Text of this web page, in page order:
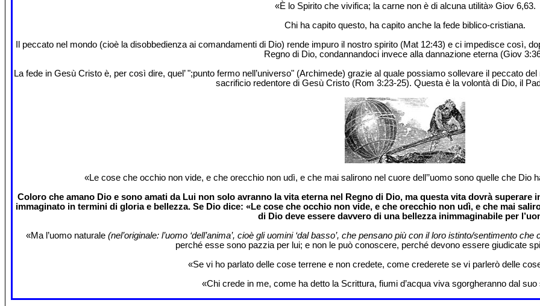
«È lo Spirito che vivifica; la carne non è di alcuna utilità» Giov 6,63.
Chi ha capito questo, ha capito anche la fede biblico-cristiana.
Il peccato nel mondo (cioè la disobbedienza ai comandamenti di Dio) rende impuro il nostro spirito (Mat 12:43) e ci impedisce così,
Regno di Dio, condannandoci invece alla dannazione eterna (Giov
La fede in Gesù Cristo è, per così dire, quel’ ";punto fermo nell’universo" (Archimede) grazie al quale possiamo sollevare il peccato
sacrificio redentore di Gesù Cristo (Rom 3:23-25). Questa è la volontà di Dio, il
«Le cose che occhio non vide, e che orecchio non udì, e che mai salirono nel cuore dell’’uomo sono quelle che Dio
Coloro che amano Dio e sono amati da Lui non solo avranno la vita eterna nel Regno di Dio, ma questa vita dovrà
immaginato in termini di gloria e bellezza. Se Dio dice: «Le cose che occhio non vide, e che orecchio non udì, e che mai
di Dio deve essere davvero di una bellezza inimmaginabile per
«Ma l’uomo naturale (nel’originale: l’uomo ‘dell’anima’, cioè gli uomini ‘dal basso’, che pensano più con il loro istinto/sentimento
perché esse sono pazzia per lui; e non le può conoscere, perché devono essere giudicate
«Se vi ho parlato delle cose terrene e non credete, come crederete se vi parlerò delle
«Chi crede in me, come ha detto la Scrittura, fiumi d’acqua viva sgorgheranno dal